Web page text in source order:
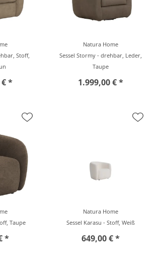
Stoff,
€ *
Natura Home
Sessel Stormy - drehbar, Leder,
Taupe
1.999,00 € *
Taupe
*
Natura Home
Sessel Karasu - Stoff, Weiß
649,00 € *